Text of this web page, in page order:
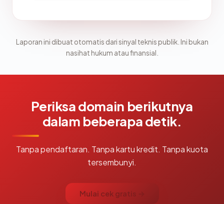
Laporan ini dibuat otomatis dari sinyal teknis publik. Ini bukan
nasihat hukum atau finansial.
Periksa domain berikutnya
dalam beberapa detik.
Tanpa pendaftaran. Tanpa kartu kredit. Tanpa kuota
tersembunyi.
Mulai cek gratis →